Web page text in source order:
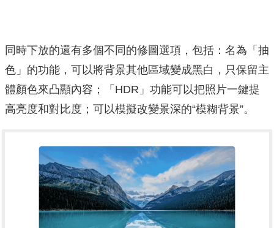
同時下放的還有多個不同的修圖選項，包括：名為「抽
色」的功能，可以將背景其他區域變成黑白，只保留主
體顏色來凸顯內容；「HDR」功能可以把照片一鍵提
高亮度和對比度；可以模擬改變景深的“模糊背景”。